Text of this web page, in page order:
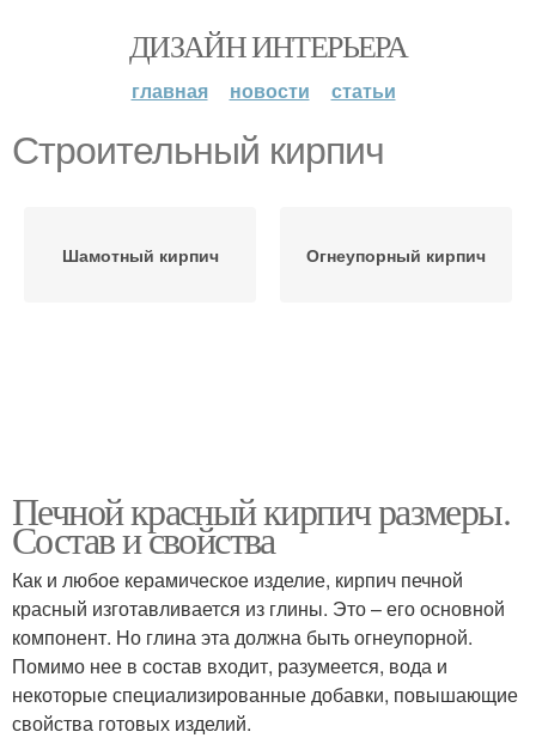
ДИЗАЙН ИНТЕРЬЕРА
главная новости статьи
Строительный кирпич
Шамотный кирпич Огнеупорный кирпич
Печной красный кирпич размеры.
Состав и свойства
Как и любое керамическое изделие, кирпич печной
красный изготавливается из глины. Это – его основной
компонент. Но глина эта должна быть огнеупорной.
Помимо нее в состав входит, разумеется, вода и
некоторые специализированные добавки, повышающие
свойства готовых изделий.